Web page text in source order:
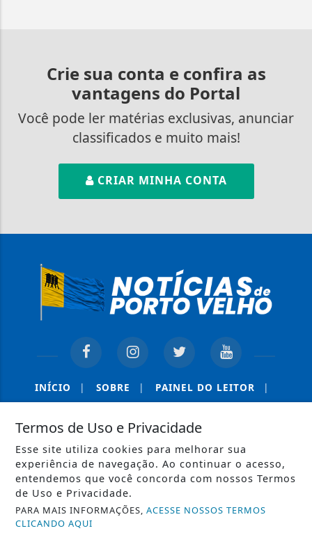
Crie sua conta e confira as
vantagens do Portal
Você pode ler matérias exclusivas, anunciar
classificados e muito mais!
CRIAR MINHA CONTA
INÍCIO | SOBRE | PAINEL DO LEITOR |
Termos de Uso e Privacidade
Esse site utiliza cookies para melhorar sua
experiência de navegação. Ao continuar o acesso,
entendemos que você concorda com nossos Termos
de Uso e Privacidade.
PARA MAIS INFORMAÇÕES,ACESSE NOSSOS TERMOS
CLICANDO AQUI